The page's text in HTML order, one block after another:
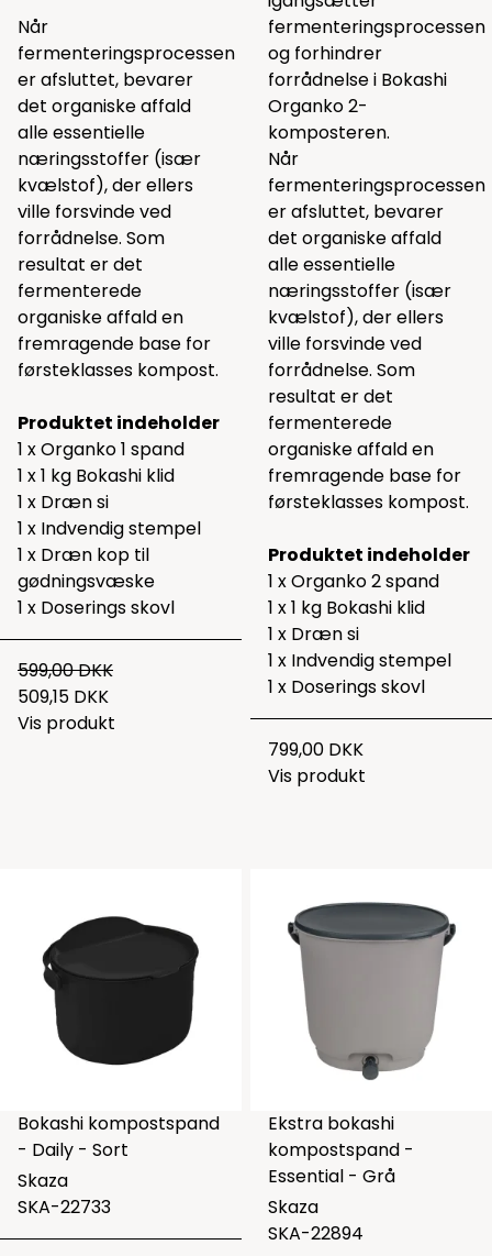
Når
fermenteringsprocessen
er afsluttet, bevarer
det organiske affald
alle essentielle
næringsstoffer (især
kvælstof), der ellers
ville forsvinde ved
forrådnelse. Som
resultat er det
fermenterede
organiske affald en
fremragende base for
førsteklasses kompost.
Produktet indeholder
1 x Organko 1 spand
1 x 1 kg Bokashi klid
1 x Dræn si
1 x Indvendig stempel
1 x Dræn kop til
gødningsvæske
1 x Doserings skovl
599,00 DKK
509,15 DKK
Vis produkt
fermenteringsprocessen
og forhindrer
forrådnelse i Bokashi
Organko 2-
komposteren.
Når
fermenteringsprocessen
er afsluttet, bevarer
det organiske affald
alle essentielle
næringsstoffer (især
kvælstof), der ellers
ville forsvinde ved
forrådnelse. Som
resultat er det
fermenterede
organiske affald en
fremragende base for
førsteklasses kompost.
Produktet indeholder
1 x Organko 2 spand
1 x 1 kg Bokashi klid
1 x Dræn si
1 x Indvendig stempel
1 x Doserings skovl
799,00 DKK
Vis produkt
Bokashi kompostspand
- Daily - Sort
Skaza
SKA-22733
Ekstra bokashi
kompostspand -
Essential - Grå
Skaza
SKA-22894